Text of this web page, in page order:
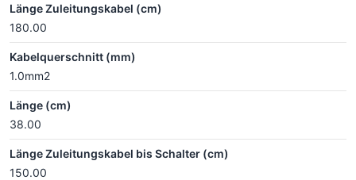
Länge Zuleitungskabel (cm)
180.00
Kabelquerschnitt (mm)
1.0mm2
Länge (cm)
38.00
Länge Zuleitungskabel bis Schalter (cm)
150.00